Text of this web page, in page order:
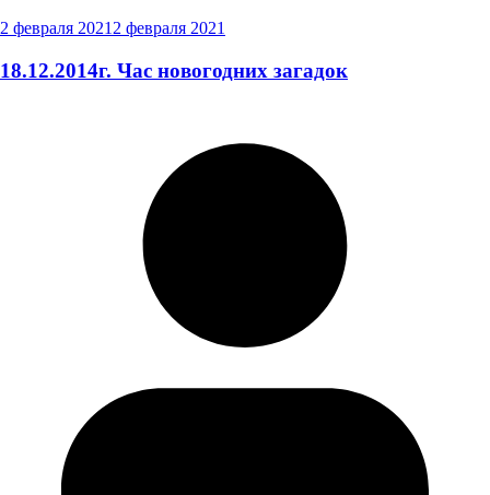
2 февраля 2021 2 февраля 2021
18.12.2014г. Час новогодних загадок